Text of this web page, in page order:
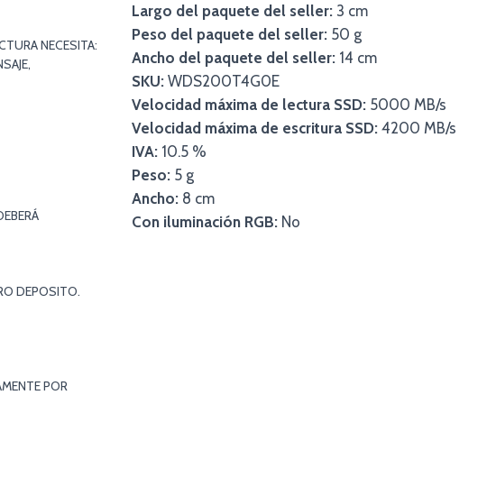
NECESITA:
DEPOSITO.
POR
Largo del paquete del seller: 3 cm
Peso del paquete del seller: 50 g
Ancho del paquete del seller: 14 cm
SKU: WDS200T4G0E
Velocidad máxima de lectura SSD: 5000 MB/s
Velocidad máxima de escritura SSD: 4200 MB/s
IVA: 10.5 %
Peso: 5 g
Ancho: 8 cm
Con iluminación RGB: No